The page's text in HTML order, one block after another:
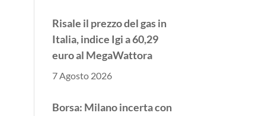
Risale il prezzo del gas in
Italia, indice Igi a 60,29
euro al MegaWattora
7 Agosto 2026
Borsa: Milano incerta con